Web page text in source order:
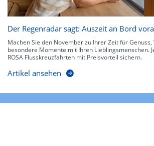
Der Regenradar sagt: Auszeit an Bord
Machen Sie den November zu Ihrer Zeit für
besondere Momente mit Ihren Lieblingsmenschen.
ROSA Flusskreuzfahrten mit Preisvorteil sichern.
Artikel ansehen